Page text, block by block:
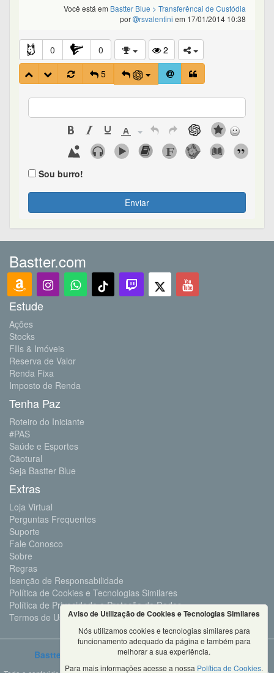
Você está em Bastter Blue > Transferêncai de Custódia
por
rsvalentini em 17/01/2014 10:38
0 0
2
5
Sou burro!
Enviar
Bastter.com
Estude
Ações
Stocks
FIIs & Imóveis
Reserva de Valor
Renda Fixa
Imposto de Renda
Tenha Paz
Roteiro do Iniciante
#PAS
Saúde e Esportes
Cãotural
Seja Bastter Blue
Extras
Loja Virtual
Perguntas Frequentes
Suporte
Fale Conosco
Sobre
Regras
Isenção de Responsabilidade
Política de Cookies e Tecnologias Similares
Política de Privacidade e Proteção de Dados
Termos de Uso
Bastter.com 2001 ©Todos os Direitos Reservados
Aviso de Utilização de Cookies e Tecnologias Similares
Nós utilizamos cookies e tecnologias similares para
funcionamento adequado da página e também para
melhorar a sua experiência.
Para mais informações acesse a nossa Política de Cookies.